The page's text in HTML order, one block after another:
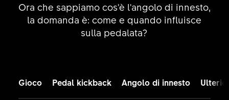
Ora che sappiamo cos'è l'angolo di innesto,
la domanda è: come e quando influisce
sulla pedalata?
Gioco Pedal kickback Angolo di innesto